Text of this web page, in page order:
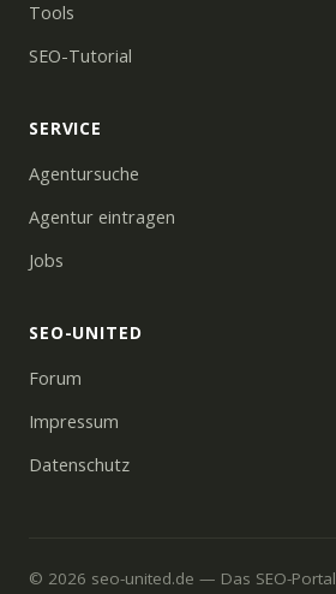
Tools
SEO-Tutorial
SERVICE
Agentursuche
Agentur eintragen
Jobs
SEO-UNITED
Forum
Impressum
Datenschutz
© 2026 seo-united.de — Das SEO-Portal